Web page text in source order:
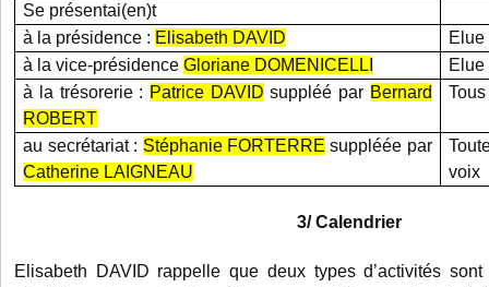
Se présentai(en)t
à la présidence : Elisabeth DAVID
Elue
à la vice-présidenceGloriane DOMENICELLI
Elue
à la trésorerie : Patrice DAVID suppléé par Bernard
ROBERT
au secrétariat : Stéphanie FORTERRE suppléée par
Catherine LAIGNEAU
voix
3/ Calendrier
Elisabeth DAVID rappelle que deux types d’activités sont